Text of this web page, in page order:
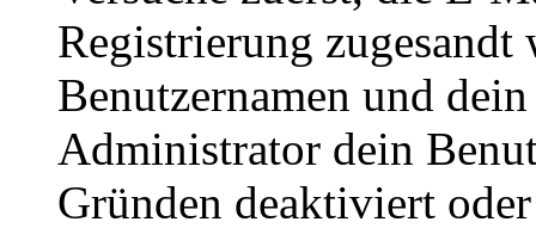
Registrierung
Benutzernamen und
Administrator dein
Gründen deaktiviert